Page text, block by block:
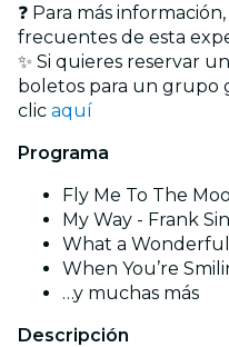
❓ Para más
frecuentes de esta
✨ Si quieres reservar
boletos para un grupo
clic aquí
Programa
Fly Me To The
My Way - Frank
What a
When You’re
…y muchas más
Descripción